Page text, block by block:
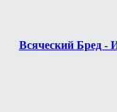
Всяческий Бред -